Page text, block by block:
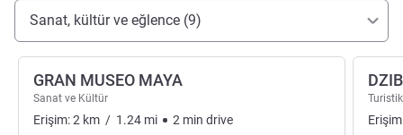
Erişim ve ulaşım
Sanat, kültür ve eğlence (9)
GRAN MUSEO MAYA
Sanat ve Kültür
Erişim:2 km / 1.24 mi 2 min drive